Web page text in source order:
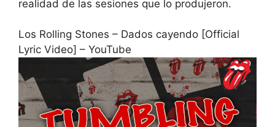
realidad de las sesiones que lo produjeron.
Los Rolling Stones – Dados cayendo [Official
Lyric Video] – YouTube